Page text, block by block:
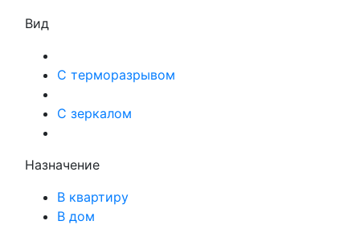
Вид
С терморазрывом
С зеркалом
Назначение
В квартиру
В дом